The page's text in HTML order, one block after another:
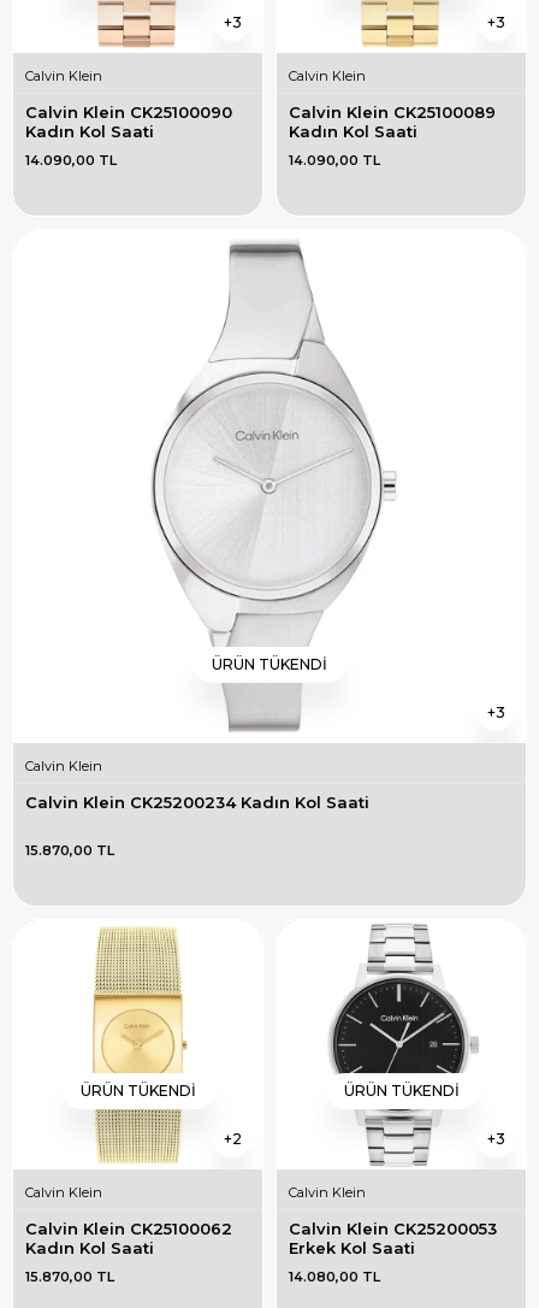
3
Calvin Klein
Calvin Klein CK25100090
Kadın Kol Saati
14.090,00 TL
3
Calvin Klein
Calvin Klein CK25100089
Kadın Kol Saati
14.090,00 TL
3
ÜRÜN TÜKENDI
Calvin Klein
Calvin Klein CK25200234 Kadın Kol Saati
15.870,00 TL
2
ÜRÜN TÜKENDI
Calvin Klein
Calvin Klein CK25100062
Kadın Kol Saati
15.870,00 TL
3
ÜRÜN TÜKENDI
Calvin Klein
Calvin Klein CK25200053
Erkek Kol Saati
14.080,00 TL